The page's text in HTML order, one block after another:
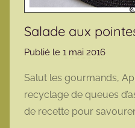
Salade aux
Publié le 1 mai 2016
r
m
a
Salut les gourmands,
recyclage de queues
de recette pour